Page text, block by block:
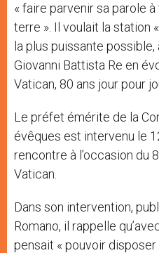
« faire parvenir sa parole
terre ». Il voulait la station
la plus puissante possible,
Giovanni Battista Re en
Vatican, 80 ans jour pour
Le préfet émérite de la
évêques est intervenu le
rencontre à l’occasion du
Vatican.
Dans son intervention,
Romano, il rappelle
pensait « pouvoir disposer